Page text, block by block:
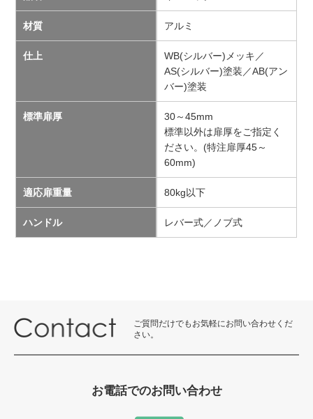
材質 アルミ
仕上
WB(シルバー)メッキ／
AS(シルバー)塗装／AB(アン
バー)塗装
標準扉厚
30～45mm
標準以外は扉厚をご指定く
ださい。(特注扉厚45～
60mm)
適応扉重量 80kg以下
ハンドル レバー式／ノブ式
ご質問だけでもお気軽にお問い合わせくだ
さい。
お電話でのお問い合わせ